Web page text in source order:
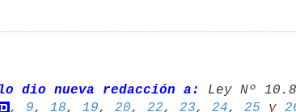
dio nueva redacción a:
, 9, 18, 19, 20, 22, 23, 24, 25 y